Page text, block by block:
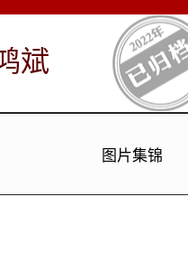
斌
图片集锦